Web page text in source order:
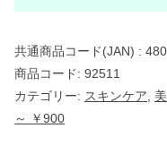
ク
ジ
ン
グ
）
ラ
共通商品コード(JAN) :
商品コード: 92511
カテゴリー: スキンケア
～ ￥900